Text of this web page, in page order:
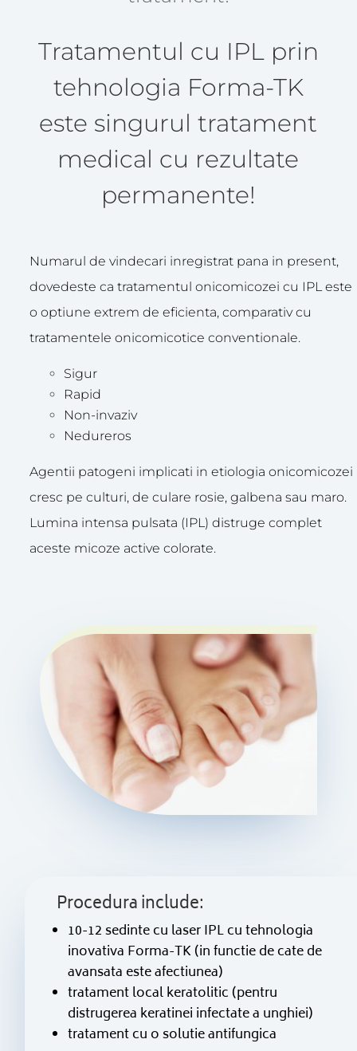
Tratamentul cu IPL prin
tehnologia Forma-TK
este singurul tratament
medical cu rezultate
permanente!
Numarul de vindecari inregistrat pana in present,
dovedeste ca tratamentul onicomicozei cu IPL este
o optiune extrem de eficienta, comparativ cu
tratamentele onicomicotice conventionale.
Sigur
Rapid
Non-invaziv
Nedureros
Agentii patogeni implicati in etiologia onicomicozei
cresc pe culturi, de culare rosie, galbena sau maro.
Lumina intensa pulsata (IPL) distruge complet
aceste micoze active colorate.
Procedura include:
10-12 sedinte cu laser IPL cu tehnologia
inovativa Forma-TK (in functie de cate de
avansata este afectiunea)
tratament local keratolitic (pentru
distrugerea keratinei infectate a unghiei)
tratament cu o solutie antifungica